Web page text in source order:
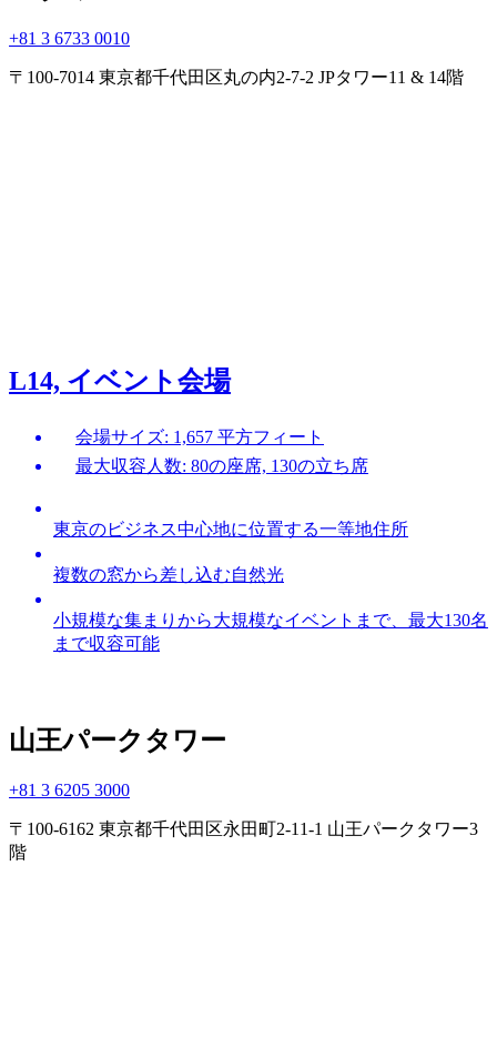
+81 3 6733 0010
〒100-7014 東京都千代田区丸の内2-7-2 JPタワー11 & 14階
L14, イベント会場
会場サイズ: 1,657 平方フィート
最大収容人数: 80の座席, 130の立ち席
東京のビジネス中心地に位置する一等地住所
複数の窓から差し込む自然光
小規模な集まりから大規模なイベントまで、最大130名
まで収容可能
山王パークタワー
+81 3 6205 3000
〒100-6162 東京都千代田区永田町2-11-1 山王パークタワー3
階